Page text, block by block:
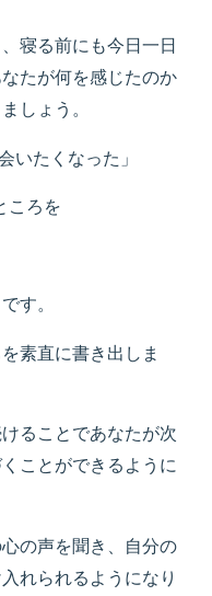
寝る前にも今日一日
たが何を感じたのか
しょう。
いたくなった」
ころを
す。
素直に書き出しま
ることであなたが次
ことができるように
の声を聞き、自分の
れられるようになり